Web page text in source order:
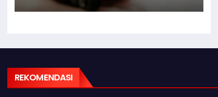
REKOMENDASI